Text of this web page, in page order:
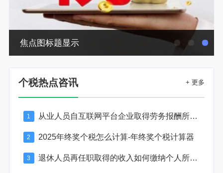
焦点图标题显示
个税热点咨讯 + 更多
1 从业人员自互联网平台企业取得劳务报酬所得的个人所得税预扣预缴计算方法
2 2025年终奖个税怎么计算-年终奖个税计算器
3 退休人员再任职取得的收入如何缴纳个人所得税